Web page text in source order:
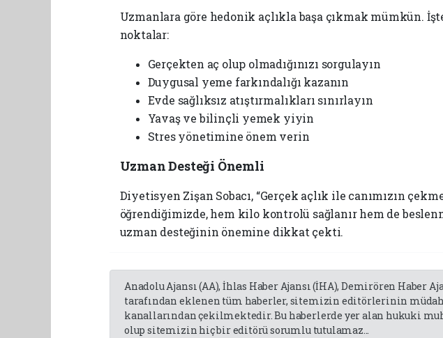
Uzmanlara göre hedonik açlıkla başa çıkmak mümkün.
noktalar:
Gerçekten aç olup olmadığınızı sorgulayın
Duygusal yeme farkındalığı kazanın
Evde sağlıksız atıştırmalıkları sınırlayın
Yavaş ve bilinçli yemek yiyin
Stres yönetimine önem verin
Uzman Desteği Önemli
Diyetisyen Zişan Sobacı, “Gerçek açlık ile canımızın
öğrendiğimizde, hem kilo kontrolü sağlanır hem de
uzman desteğinin önemine dikkat çekti.
Anadolu Ajansı (AA), İhlas Haber Ajansı (İHA), Demirören Haber
tarafından eklenen tüm haberler, sitemizin editörlerinin
kanallarından çekilmektedir. Bu haberlerde yer alan hukuki
olup sitemizin hiç bir editörü sorumlu tutulamaz...